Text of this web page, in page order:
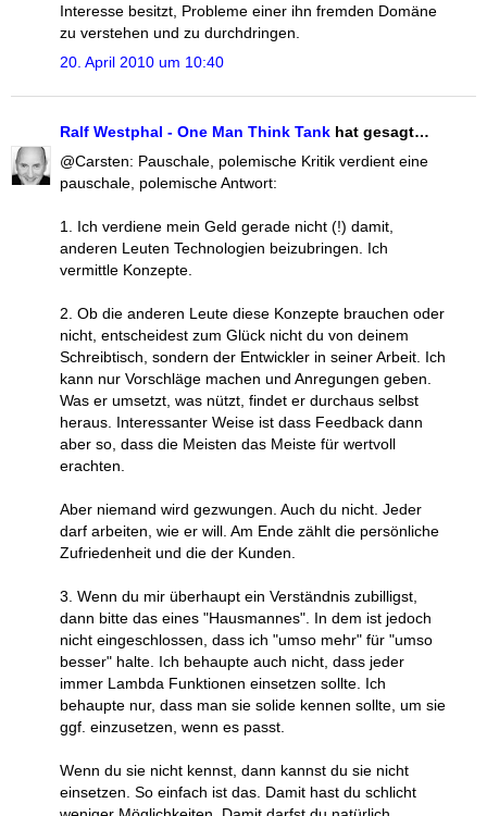
Interesse besitzt, Probleme einer ihn fremden Domäne
zu verstehen und zu durchdringen.
20. April 2010 um 10:40
Ralf Westphal - One Man Think Tank hat gesagt…
@Carsten: Pauschale, polemische Kritik verdient eine
pauschale, polemische Antwort:
1. Ich verdiene mein Geld gerade nicht (!) damit,
anderen Leuten Technologien beizubringen. Ich
vermittle Konzepte.
2. Ob die anderen Leute diese Konzepte brauchen oder
nicht, entscheidest zum Glück nicht du von deinem
Schreibtisch, sondern der Entwickler in seiner Arbeit. Ich
kann nur Vorschläge machen und Anregungen geben.
Was er umsetzt, was nützt, findet er durchaus selbst
heraus. Interessanter Weise ist dass Feedback dann
aber so, dass die Meisten das Meiste für wertvoll
erachten.
Aber niemand wird gezwungen. Auch du nicht. Jeder
darf arbeiten, wie er will. Am Ende zählt die persönliche
Zufriedenheit und die der Kunden.
3. Wenn du mir überhaupt ein Verständnis zubilligst,
dann bitte das eines "Hausmannes". In dem ist jedoch
nicht eingeschlossen, dass ich "umso mehr" für "umso
besser" halte. Ich behaupte auch nicht, dass jeder
immer Lambda Funktionen einsetzen sollte. Ich
behaupte nur, dass man sie solide kennen sollte, um sie
ggf. einzusetzen, wenn es passt.
Wenn du sie nicht kennst, dann kannst du sie nicht
einsetzen. So einfach ist das. Damit hast du schlicht